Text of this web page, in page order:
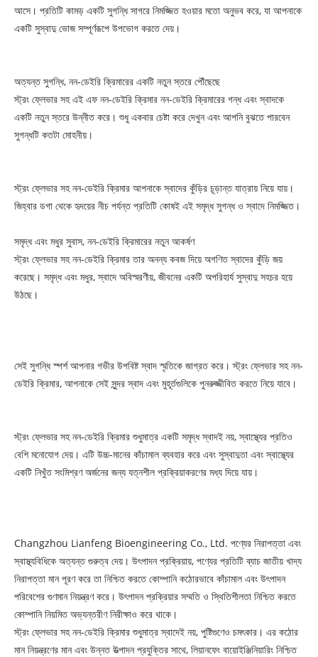
আসে। প্রতিটি কামড় একটি সুগন্ধি সাগরে নিমজ্জিত হওয়ার মতো অনুভব করে, যা আপনাকে
একটি সুস্বাদু ভোজ সম্পূর্ণরূপে উপভোগ করতে দেয়।
অত্যন্ত সুগন্ধি, নন-ডেইরি ক্রিমারের একটি নতুন স্তরে পৌঁছেছে
স্ট্রং ফ্লেভার সহ এই এফ নন-ডেইরি ক্রিমার নন-ডেইরি ক্রিমারের গন্ধ এবং স্বাদকে
একটি নতুন স্তরে উন্নীত করে। শুধু একবার চেষ্টা করে দেখুন এবং আপনি বুঝতে পারবেন
সুগন্ধটি কতটা মোহনীয়।
স্ট্রং ফ্লেভার সহ নন-ডেইরি ক্রিমার আপনাকে স্বাদের কুঁড়ির চূড়ান্ত যাত্রায় নিয়ে যায়।
জিহ্বার ডগা থেকে হৃদয়ের নীচ পর্যন্ত প্রতিটি কোষই এই সমৃদ্ধ সুগন্ধ ও স্বাদে নিমজ্জিত।
সমৃদ্ধ এবং মধুর সুবাস, নন-ডেইরি ক্রিমারের নতুন আকর্ষণ
স্ট্রং ফ্লেভার সহ নন-ডেইরি ক্রিমার তার অনন্য কবজ দিয়ে অগণিত স্বাদের কুঁড়ি জয়
করেছে। সমৃদ্ধ এবং মধুর, স্বাদে অবিস্মরণীয়, জীবনের একটি অপরিহার্য সুস্বাদু সহচর হয়ে
উঠছে।
সেই সুগন্ধি স্পর্শ আপনার গভীর উপবিষ্ট স্বাদ স্মৃতিকে জাগ্রত করে। স্ট্রং ফ্লেভার সহ নন-
ডেইরি ক্রিমার, আপনাকে সেই সুন্দর স্বাদ এবং মুহূর্তগুলিকে পুনরুজ্জীবিত করতে নিয়ে যাবে।
স্ট্রং ফ্লেভার সহ নন-ডেইরি ক্রিমার শুধুমাত্র একটি সমৃদ্ধ স্বাদই নয়, স্বাস্থ্যের প্রতিও
বেশি মনোযোগ দেয়। এটি উচ্চ-মানের কাঁচামাল ব্যবহার করে এবং সুস্বাদুতা এবং স্বাস্থ্যের
একটি নিখুঁত সংমিশ্রণ অর্জনের জন্য যত্নশীল প্রক্রিয়াকরণের মধ্য দিয়ে যায়।
Changzhou Lianfeng Bioengineering Co., Ltd. পণ্যের নিরাপত্তা এবং
স্বাস্থ্যবিধিকে অত্যন্ত গুরুত্ব দেয়। উৎপাদন প্রক্রিয়ায়, পণ্যের প্রতিটি ব্যাচ জাতীয় খাদ্য
নিরাপত্তা মান পূরণ করে তা নিশ্চিত করতে কোম্পানি কঠোরভাবে কাঁচামাল এবং উৎপাদন
পরিবেশের গুণমান নিয়ন্ত্রণ করে। উৎপাদন প্রক্রিয়ার সম্মতি ও স্থিতিশীলতা নিশ্চিত করতে
কোম্পানি নিয়মিত অভ্যন্তরীণ নিরীক্ষাও করে থাকে।
স্ট্রং ফ্লেভার সহ নন-ডেইরি ক্রিমার শুধুমাত্র স্বাদেই নয়, পুষ্টিগুণেও চমৎকার। এর কঠোর
মান নিয়ন্ত্রণের মান এবং উন্নত উত্পাদন প্রযুক্তির সাথে, লিয়ানফেং বায়োইঞ্জিনিয়ারিং নিশ্চিত